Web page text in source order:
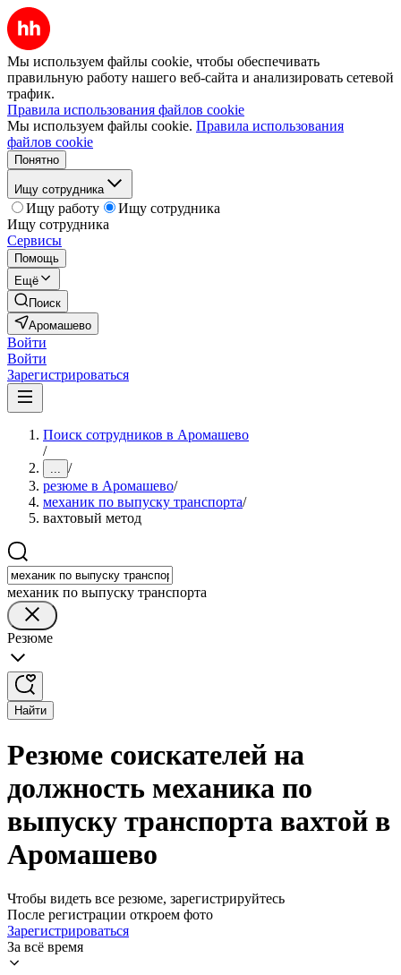
Мы используем файлы cookie, чтобы обеспечивать
правильную работу нашего веб-сайта и анализировать сетевой
трафик.
Правила использования файлов cookie
Мы используем файлы cookie. Правила использования
файлов cookie
Понятно
Ищу сотрудника
Ищу работу
Ищу сотрудника
Ищу сотрудника
Сервисы
Помощь
Ещё
Поиск
Аромашево
Войти
Войти
Зарегистрироваться
Поиск сотрудников в Аромашево
/
... /
резюме в Аромашево/
механик по выпуску транспорта/
вахтовый метод
механик по выпуску транспорта
Резюме
Найти
Резюме соискателей на
должность механика по
выпуску транспорта вахтой в
Аромашево
Чтобы видеть все резюме, зарегистрируйтесь
После регистрации откроем фото
Зарегистрироваться
За всё время